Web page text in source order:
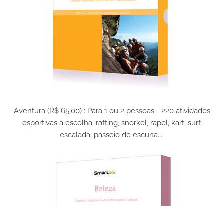
Aventura (R$ 65,00) : Para 1 ou 2 pessoas - 220 atividades
esportivas à escolha: rafting, snorkel, rapel, kart, surf,
escalada, passeio de escuna...